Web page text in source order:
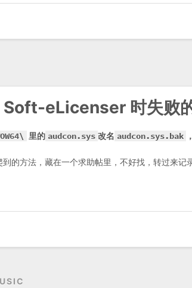
Soft-eLicenser 时失败
里的 audcon.sys 改名 audcon.sys.bak
的方法，藏在一个求助帖里，不好找，转过来记